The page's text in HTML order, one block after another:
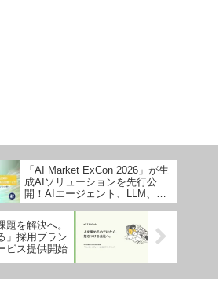
「AI Market ExCon 2026」が生
成AIソリューションを先行公
開！AIエージェント、LLM、音
声AI、文書AIの最前線が集結
を解決へ。
」採用ブラン
ビス提供開始